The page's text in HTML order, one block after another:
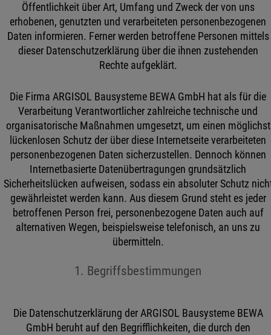
Öffentlichkeit über Art, Umfang und Zweck der von uns
erhobenen, genutzten und verarbeiteten personenbezogenen
Daten informieren. Ferner werden betroffene Personen mittels
dieser Datenschutzerklärung über die ihnen zustehenden
Rechte aufgeklärt.
Die Firma ARGISOL Bausysteme BEWA GmbH hat als für die
Verarbeitung Verantwortlicher zahlreiche technische und
organisatorische Maßnahmen umgesetzt, um einen möglichst
lückenlosen Schutz der über diese Internetseite verarbeiteten
personenbezogenen Daten sicherzustellen. Dennoch können
Internetbasierte Datenübertragungen grundsätzlich
Sicherheitslücken aufweisen, sodass ein absoluter Schutz
gewährleistet werden kann. Aus diesem Grund steht es jeder
betroffenen Person frei, personenbezogene Daten auch auf
alternativen Wegen, beispielsweise telefonisch, an uns zu
übermitteln.
1. Begriffsbestimmungen
Die Datenschutzerklärung der ARGISOL Bausysteme BEWA
GmbH beruht auf den Begrifflichkeiten, die durch den